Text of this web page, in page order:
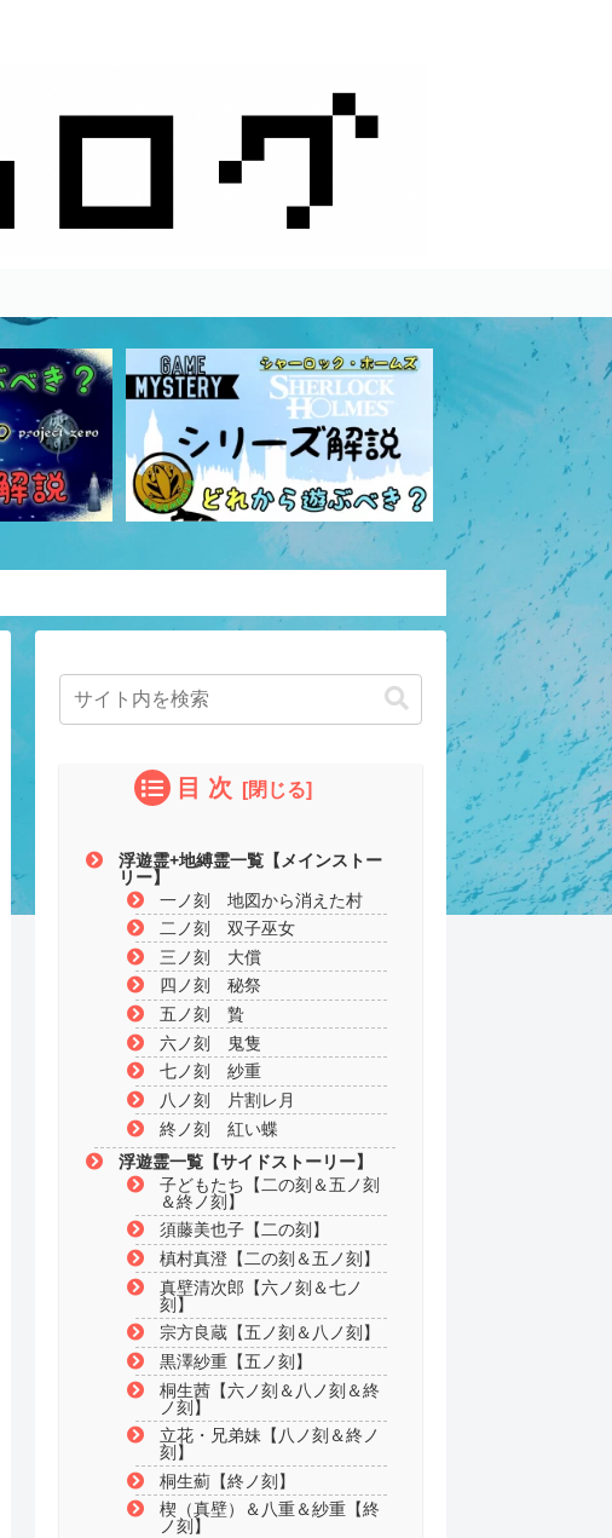
目 次
浮遊霊+地縛霊一覧【メインストー
リー】
一ノ刻 地図から消えた村
二ノ刻 双子巫女
三ノ刻 大償
四ノ刻 秘祭
五ノ刻 贄
六ノ刻 鬼隻
七ノ刻 紗重
八ノ刻 片割レ月
終ノ刻 紅い蝶
浮遊霊一覧【サイドストーリー】
子どもたち【二の刻＆五ノ刻
＆終ノ刻】
須藤美也子【二の刻】
槙村真澄【二の刻＆五ノ刻】
真壁清次郎【六ノ刻＆七ノ
刻】
宗方良蔵【五ノ刻＆八ノ刻】
黒澤紗重【五ノ刻】
桐生茜【六ノ刻＆八ノ刻＆終
ノ刻】
立花・兄弟妹【八ノ刻＆終ノ
刻】
桐生薊【終ノ刻】
楔（真壁）＆八重＆紗重【終
ノ刻】